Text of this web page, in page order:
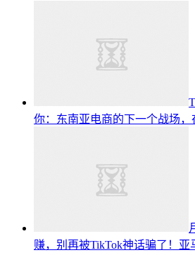
你：东南亚电商的下一个战场，
赚，别再被TikTok神话骗了！